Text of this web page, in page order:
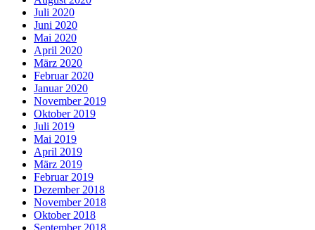
Juli 2020
Juni 2020
Mai 2020
April 2020
März 2020
Februar 2020
Januar 2020
November 2019
Oktober 2019
Juli 2019
Mai 2019
April 2019
März 2019
Februar 2019
Dezember 2018
November 2018
Oktober 2018
September 2018